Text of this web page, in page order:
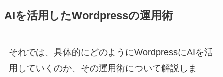
AIを活用したWordpressの運用術
それでは、具体的にどのようにWordpressにAIを活
用していくのか、その運用術について解説しま